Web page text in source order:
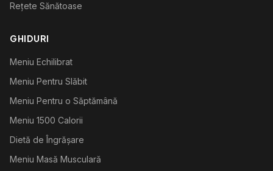
Rețete Sănătoase
GHIDURI
Meniu Echilibrat
Meniu Pentru Slăbit
Meniu Pentru o Săptămână
Meniu 1500 Calorii
Dietă de Îngrășare
Meniu Masă Musculară